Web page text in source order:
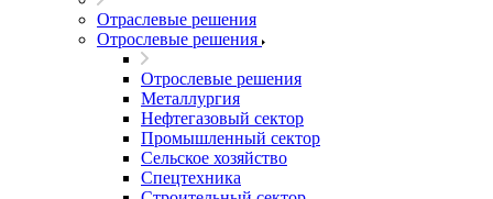
Отраслевые решения
Отрослевые решения
Отрослевые решения
Металлургия
Нефтегазовый сектор
Промышленный сектор
Сельское хозяйство
Спецтехника